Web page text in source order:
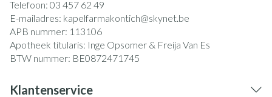
Telefoon: 03 457 62 49
E-mailadres: kapelfarmakontich@skynet.be
APB nummer: 113106
Apotheek titularis: Inge Opsomer & Freija Van Es
BTW nummer: BE0872471745
Klantenservice